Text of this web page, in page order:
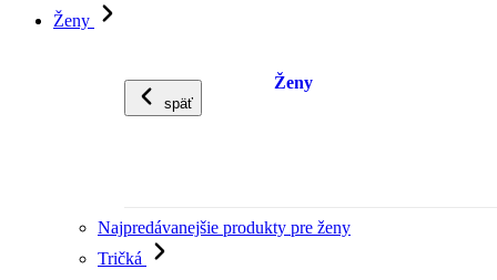
Ženy
späť
Ženy
Najpredávanejšie produkty pre ženy
Tričká